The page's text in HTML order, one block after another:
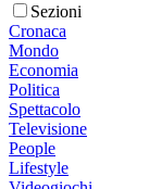
Sezioni
Cronaca
Mondo
Economia
Politica
Spettacolo
Televisione
People
Lifestyle